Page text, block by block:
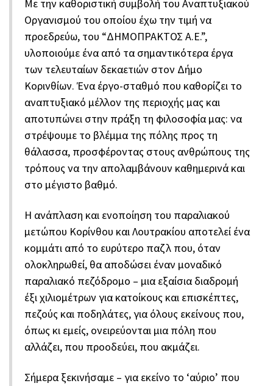
Με την καθοριστική συμβολή του Αναπτυξιακού
Οργανισμού του οποίου έχω την τιμή να
προεδρεύω, του “ΔΗΜΟΠΡΑΚΤΟΣ Α.Ε.”,
υλοποιούμε ένα από τα σημαντικότερα έργα
των τελευταίων δεκαετιών στον Δήμο
Κορινθίων. Ένα έργο-σταθμό που καθορίζει το
αναπτυξιακό μέλλον της περιοχής μας και
αποτυπώνει στην πράξη τη φιλοσοφία μας: να
στρέψουμε το βλέμμα της πόλης προς τη
θάλασσα, προσφέροντας στους ανθρώπους της
τρόπους να την απολαμβάνουν καθημερινά και
στο μέγιστο βαθμό.
Η ανάπλαση και ενοποίηση του παραλιακού
μετώπου Κορίνθου και Λουτρακίου αποτελεί ένα
κομμάτι από το ευρύτερο παζλ που, όταν
ολοκληρωθεί, θα αποδώσει έναν μοναδικό
παραλιακό πεζόδρομο – μια εξαίσια διαδρομή
έξι χιλιομέτρων για κατοίκους και επισκέπτες,
πεζούς και ποδηλάτες, για όλους εκείνους που,
όπως κι εμείς, ονειρεύονται μια πόλη που
αλλάζει, που προοδεύει, που ακμάζει.
Σήμερα ξεκινήσαμε – για εκείνο το ‘αύριο’ που